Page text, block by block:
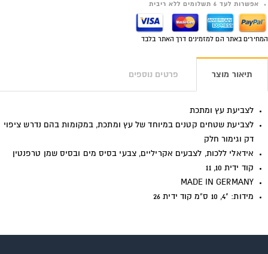
אפשרות לעד 6 תשלומים ללא ריבית
המחירים באתר הם למזמינים דרך האתר בלבד
תיאור מוצר פרטים נוספים
לצביעת עץ ומתכת
לצביעת שטחים קטנים במיוחד של עץ ומתכת, במקומות בהם נדרש ציפוי
דק וגימור חלק
אידאלי ללכות, לצבעים אקריליים, צבעי בסיס מים ובסיס שמן טרפנטין
קוד ידית 10, 11
MADE IN GERMANY
מידות: "4, 10 ס"מ קוד ידית 26